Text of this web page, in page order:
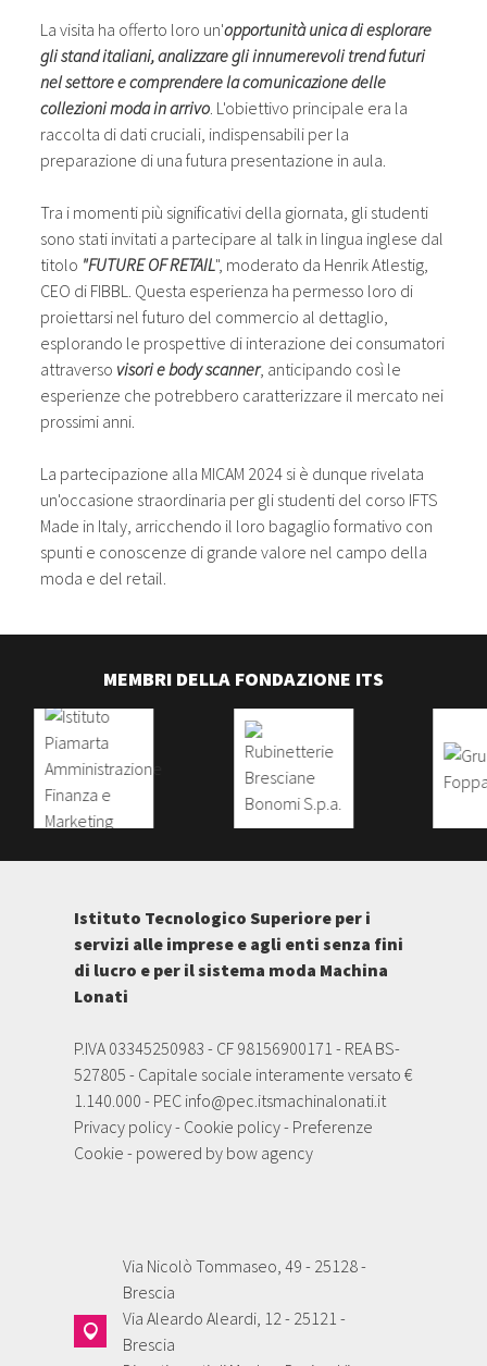
La visita ha offerto loro un'opportunità unica di esplorare
gli stand italiani, analizzare gli innumerevoli trend futuri
nel settore e comprendere la comunicazione delle
collezioni moda in arrivo. L'obiettivo principale era la
raccolta di dati cruciali, indispensabili per la
preparazione di una futura presentazione in aula.
Tra i momenti più significativi della giornata, gli studenti
sono stati invitati a partecipare al talk in lingua inglese dal
titolo "FUTURE OF RETAIL", moderato da Henrik Atlestig,
CEO di FIBBL. Questa esperienza ha permesso loro di
proiettarsi nel futuro del commercio al dettaglio,
esplorando le prospettive di interazione dei consumatori
attraverso visori e body scanner, anticipando così le
esperienze che potrebbero caratterizzare il mercato nei
prossimi anni.
La partecipazione alla MICAM 2024 si è dunque rivelata
un'occasione straordinaria per gli studenti del corso IFTS
Made in Italy, arricchendo il loro bagaglio formativo con
spunti e conoscenze di grande valore nel campo della
moda e del retail.
MEMBRI DELLA FONDAZIONE ITS
Istituto Tecnologico Superiore per i
servizi alle imprese e agli enti senza fini
di lucro e per il sistema moda Machina
Lonati
P.IVA 03345250983 - CF 98156900171 - REA BS-
527805 - Capitale sociale interamente versato €
1.140.000 - PEC info@pec.itsmachinalonati.it
Privacy policy- Cookie policy- Preferenze
Cookie - powered by bow agency
Via Nicolò Tommaseo, 49 - 25128 -
Brescia
Via Aleardo Aleardi, 12 - 25121 -
Brescia